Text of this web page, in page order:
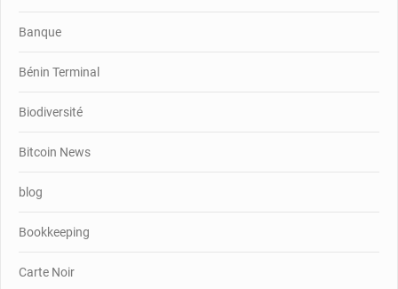
Banque
Bénin Terminal
Biodiversité
Bitcoin News
blog
Bookkeeping
Carte Noir